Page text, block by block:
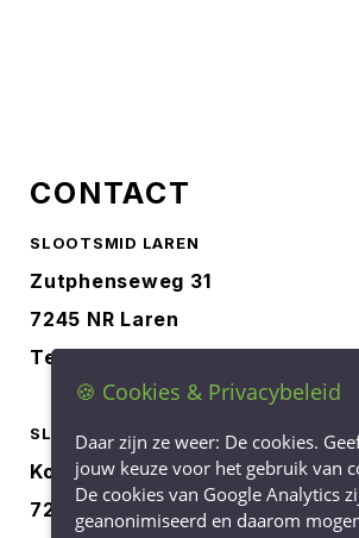
CONTACT
SLOOTSMID LAREN
Zutphenseweg 31
7245 NR Laren
Tel.
SLOOTSMID BORCULO
Korenbree 40a
7271 LH Borculo
🍪 Cookies & Privacybeleid
Daar zijn ze weer: De cookies.
jouw keuze voor het gebruik van
De cookies van Google Analytics
geanonimiseerd en daarom